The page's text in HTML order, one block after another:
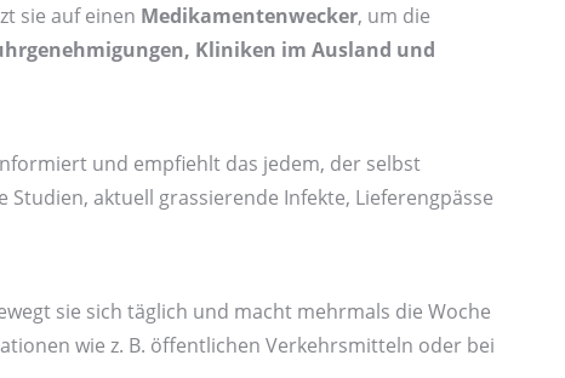
sie auf einen Medikamenten­wecker, um die
Kliniken im Ausland und
und empfiehlt das jedem, der selbst
Studien, aktuell grassierende Infekte, Liefereng­pässe
sie sich täglich und macht mehrmals die Woche
wie z. B. öffentlichen Verkehrs­mitteln oder bei